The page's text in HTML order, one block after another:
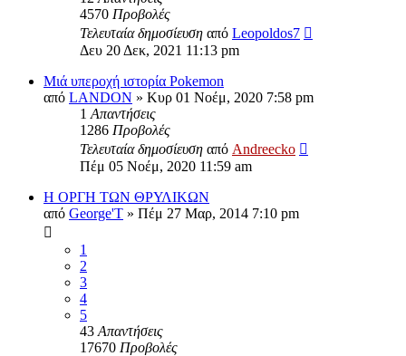
4570 Προβολές
Τελευταία δημοσίευση από Leopoldos7
Δευ 20 Δεκ, 2021 11:13 pm
Μιά υπεροχή ιστορία Pokemon
από LANDON » Κυρ 01 Νοέμ, 2020 7:58 pm
1 Απαντήσεις
1286 Προβολές
Τελευταία δημοσίευση από Andreecko
Πέμ 05 Νοέμ, 2020 11:59 am
Η ΟΡΓΗ ΤΩΝ ΘΡΥΛΙΚΩΝ
από George'T » Πέμ 27 Μαρ, 2014 7:10 pm
1
2
3
4
5
43 Απαντήσεις
17670 Προβολές